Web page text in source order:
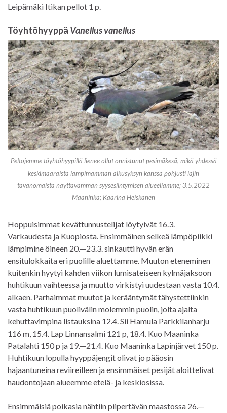
Leipämäki Itikan pellot 1 p.
Töyhtöhyyppä Vanellus vanellus
Peltojemme töyhtöhyypillä lienee ollut onnistunut pesimäkesä, mikä yhdessä
keskimääräistä lämpimämmän alkusyksyn kanssa pohjusti lajin
tavanomaista näyttävämmän syysesiintymisen alueellamme; 3.5.2022
Maaninka; Kaarina Heiskanen
Hoppuisimmat kevättunnustelijat löytyivät 16.3.
Varkaudesta ja Kuopiosta. Ensimmäinen selkeä lämpöpiikki
lämpimine öineen 20.—23.3. sinkautti hyvän erän
ensitulokkaita eri puolille aluettamme. Muuton eteneminen
kuitenkin hyytyi kahden viikon lumisateiseen kylmäjaksoon
huhtikuun vaihteessa ja muutto virkistyi uudestaan vasta 10.4.
alkaen. Parhaimmat muutot ja kerääntymät tähystettiinkin
vasta huhtikuun puolivälin molemmin puolin, jolta ajalta
kehuttavimpina listauksina 12.4. Sii Hamula Parkkilanharju
116 m, 15.4. Lap Linnansalmi 121 p, 18.4. Kuo Maaninka
Patalahti 150 p ja 19.—21.4. Kuo Maaninka Lapinjärvet 150 p.
Huhtikuun lopulla hyyppäjengit olivat jo pääosin
hajaantuneina reviireilleen ja ensimmäiset pesijät aloittelivat
haudontojaan alueemme etelä- ja keskiosissa.
Ensimmäisiä poikasia nähtiin piipertävän maastossa 26.—